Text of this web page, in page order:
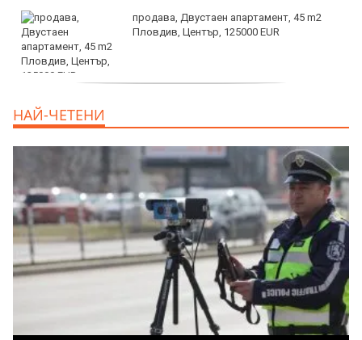
продава, Двустаен апартамент, 45 m2
Пловдив, Център, 125000 EUR
НАЙ-ЧЕТЕНИ